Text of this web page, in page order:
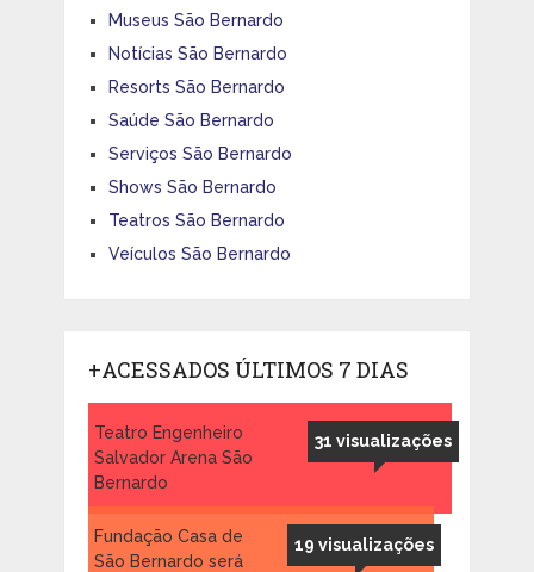
Museus São Bernardo
Notícias São Bernardo
Resorts São Bernardo
Saúde São Bernardo
Serviços São Bernardo
Shows São Bernardo
Teatros São Bernardo
Veículos São Bernardo
+ACESSADOS ÚLTIMOS 7 DIAS
31 visualizações
Teatro Engenheiro
Salvador Arena São
Bernardo
19 visualizações
Fundação Casa de
São Bernardo será